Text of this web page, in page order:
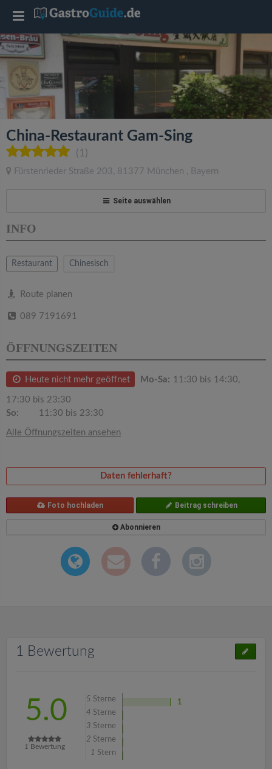
China-Restaurant Gam-Sing
(1)
Fürstenrieder Straße 203, 81377 München , Bayern
Seite auswählen
INFO
Restaurant Chinesisch
Route planen
089 7191691
ÖFFNUNGSZEITEN
Heute nicht mehr geöffnet Mo-Sa: 11:30 bis 14:30,
17:30 bis 23:30
So:
11:30 bis 23:30
Alle Öffnungszeiten ansehen
Daten fehlerhaft?
Foto hochladen Beitrag schreiben
Abonnieren
1 Bewertung
5.0
1 Bewertung
5 Sterne
1
4 Sterne
3 Sterne
2 Sterne
1 Stern
T
o
g
g
l
e
a
v
a
t
i
o
n